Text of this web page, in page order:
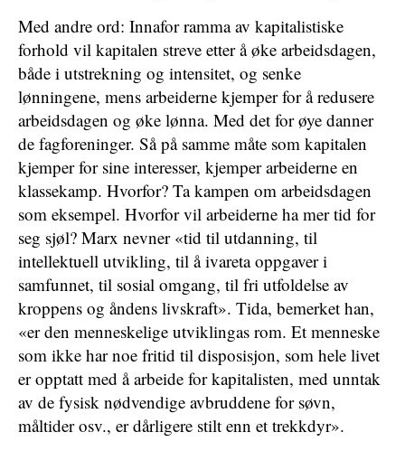
Med andre ord: Innafor ramma av kapitalistiske
forhold vil kapitalen streve etter å øke arbeidsdagen,
både i utstrekning og intensitet, og senke
lønningene, mens arbeiderne kjemper for å redusere
arbeidsdagen og øke lønna. Med det for øye danner
de fagforeninger. Så på samme måte som kapitalen
kjemper for sine interesser, kjemper arbeiderne en
klassekamp. Hvorfor? Ta kampen om arbeidsdagen
som eksempel. Hvorfor vil arbeiderne ha mer tid for
seg sjøl? Marx nevner «tid til utdanning, til
intellektuell utvikling, til å ivareta oppgaver i
samfunnet, til sosial omgang, til fri utfoldelse av
kroppens og åndens livskraft». Tida, bemerket han,
«er den menneskelige utviklingas rom. Et menneske
som ikke har noe fritid til disposisjon, som hele livet
er opptatt med å arbeide for kapitalisten, med unntak
av de fysisk nødvendige avbruddene for søvn,
måltider osv., er dårligere stilt enn et trekkdyr».